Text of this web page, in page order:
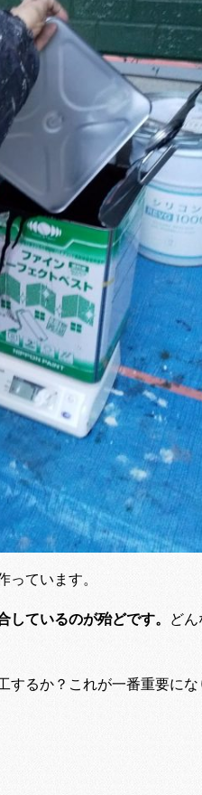
っています。
しているのが殆どです。
ど
るか？これが一番重要にな